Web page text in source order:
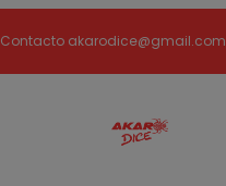
Contacto akarodice@gmail.com